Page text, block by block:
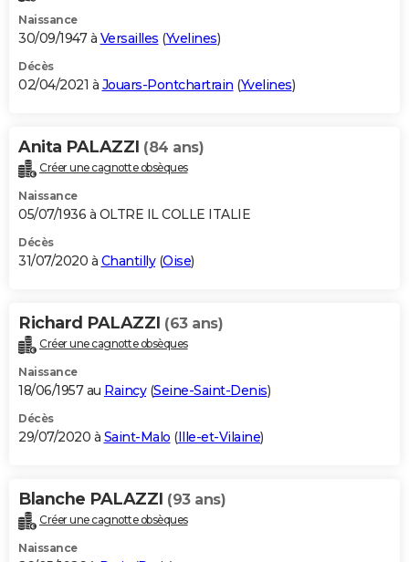
Naissance
30/09/1947 à Versailles (Yvelines)
Décès
02/04/2021 à Jouars-Pontchartrain (Yvelines)
Anita PALAZZI (84 ans)
Créer une cagnotte obsèques
Naissance
05/07/1936 à OLTRE IL COLLE ITALIE
Décès
31/07/2020 à Chantilly(Oise)
Richard PALAZZI (63 ans)
Créer une cagnotte obsèques
Naissance
18/06/1957 au Raincy(Seine-Saint-Denis)
Décès
29/07/2020 à Saint-Malo (Ille-et-Vilaine)
Blanche PALAZZI (93 ans)
Créer une cagnotte obsèques
Naissance